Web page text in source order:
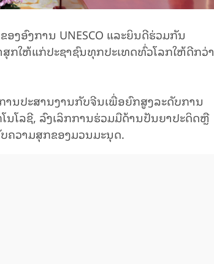
ອົງການ UNESCO ແລະຍິນດີຮ່ວມກັນ
ສຸກໃຫ້ແກ່ປະຊາຊົນທຸກປະເທດທົ່ວໂລກໃຫ້ດີກວ່າ
ານປະສານງານກັບຈີນເພື່ອຍົກສູງລະດັບການ
ໂລຊີ, ລົງເລິກການຮ່ວມມືດ້ານປັນຍາປະດິດຫຼື
ຄວາມສຸກຂອງມວນມະນຸດ.